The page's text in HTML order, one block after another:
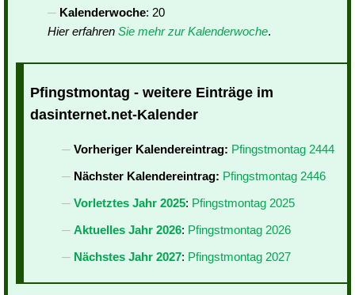
Kalenderwoche: 20
Hier erfahren Sie mehr zur Kalenderwoche.
Pfingstmontag - weitere Einträge im
dasinternet.net-Kalender
Vorheriger Kalendereintrag: Pfingstmontag 2444
Nächster Kalendereintrag: Pfingstmontag 2446
Vorletztes Jahr 2025: Pfingstmontag 2025
Aktuelles Jahr 2026: Pfingstmontag 2026
Nächstes Jahr 2027: Pfingstmontag 2027